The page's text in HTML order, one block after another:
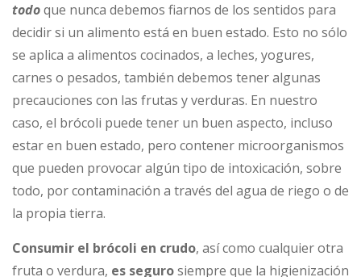
todoque nunca debemos fiarnos de los sentidos para
decidir si un alimento está en buen estado. Esto no sólo
se aplica a alimentos cocinados, a leches, yogures,
carnes o pesados, también debemos tener algunas
precauciones con las frutas y verduras. En nuestro
caso, el brócoli puede tener un buen aspecto, incluso
estar en buen estado, pero contener microorganismos
que pueden provocar algún tipo de intoxicación, sobre
todo, por contaminación a través del agua de riego o de
la propia tierra.
Consumir el brócoli en crudo, así como cualquier otra
fruta o verdura, es segurosiempre que la higienización